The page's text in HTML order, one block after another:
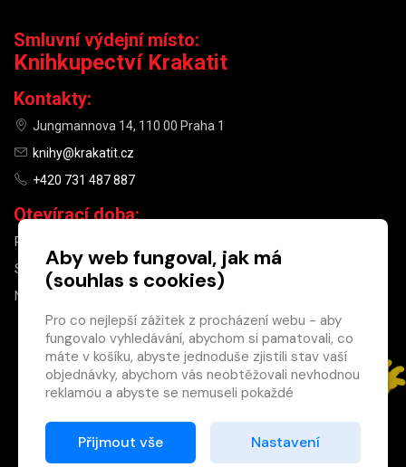
×
Máte u nás již
registrovaný
účet?
Registrací získáte slevu
na zboží ve výši 15 %
Smluvní výdejní místo:
Knihkupectví Krakatit
Kontakty:
Jungmannova 14, 110 00 Praha 1
knihy@krakatit.cz
+420 731 487 887
Otevírací doba:
PO–PÁ
SO
10:00–13:00
NE
Aby web fungoval, jak má
(souhlas s cookies)
Pro co nejlepší zážitek z procházení webu - aby
fungovalo vyhledávání, abychom si pamatovali, co
máte v košíku, abyste jednoduše zjistili stav vaší
objednávky, abychom vás neobtěžovali nevhodnou
reklamou a abyste se nemuseli pokaždé
Proto od vás potřebujeme souhlas se
zpracováním souborů cookies
Přijmout vše Nastavení